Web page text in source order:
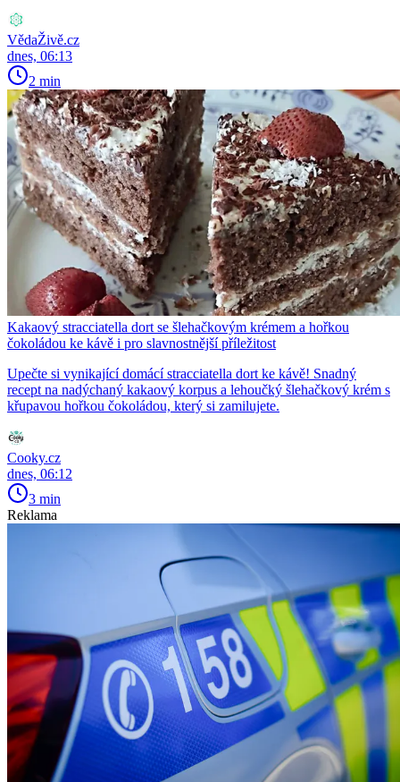
VědaŽivě.cz
dnes, 06:13
2 min
Kakaový stracciatella dort se šlehačkovým krémem a hořkou
čokoládou ke kávě i pro slavnostnější příležitost
Upečte si vynikající domácí stracciatella dort ke kávě! Snadný
recept na nadýchaný kakaový korpus a lehoučký šlehačkový krém s
křupavou hořkou čokoládou, který si zamilujete.
Cooky.cz
dnes, 06:12
3 min
Reklama